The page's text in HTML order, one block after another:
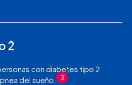
2
con diabetes tipo 2
del sueño.
3